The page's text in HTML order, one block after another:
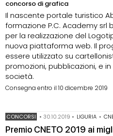
concorso di grafica
Il nascente portale turistico
formazione P.C. Academy srl
per la realizzazione del
nuova piattaforma web. Il
essere utilizzato su
promozioni, pubblicazioni, e
società.
Consegna entro il 10 dicembre 2019
CONCORSI • 30.10.2019 • LIGURIA •
Premio CNETO 2019 ai